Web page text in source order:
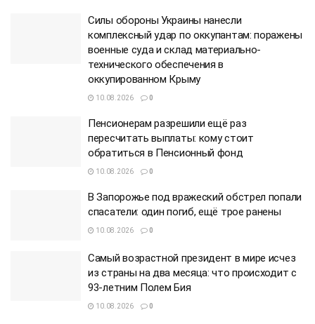
Силы обороны Украины нанесли
комплексный удар по оккупантам: поражены
военные суда и склад материально-
технического обеспечения в
оккупированном Крыму
10.08.2026 0
Пенсионерам разрешили ещё раз
пересчитать выплаты: кому стоит
обратиться в Пенсионный фонд
10.08.2026 0
В Запорожье под вражеский обстрел попали
спасатели: один погиб, ещё трое ранены
10.08.2026 0
Самый возрастной президент в мире исчез
из страны на два месяца: что происходит с
93-летним Полем Бия
10.08.2026 0